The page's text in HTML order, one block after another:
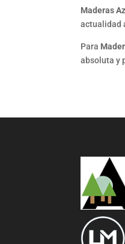
Maderas
actualidad
Para
absoluta y